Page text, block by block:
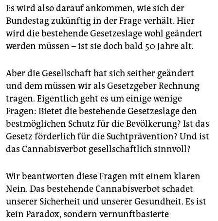
Es wird also darauf ankommen, wie sich der
Bundestag zukünftig in der Frage verhält. Hier
wird die bestehende Gesetzeslage wohl geändert
werden müssen – ist sie doch bald 50 Jahre alt.
Aber die Gesellschaft hat sich seither geändert
und dem müssen wir als Gesetzgeber Rechnung
tragen. Eigentlich geht es um einige wenige
Fragen: Bietet die bestehende Gesetzeslage den
bestmöglichen Schutz für die Bevölkerung? Ist das
Gesetz förderlich für die Suchtprävention? Und ist
das Cannabisverbot gesellschaftlich sinnvoll?
Wir beantworten diese Fragen mit einem klaren
Nein. Das bestehende Cannabisverbot schadet
unserer Sicherheit und unserer Gesundheit. Es ist
kein Paradox, sondern vernunftbasierte